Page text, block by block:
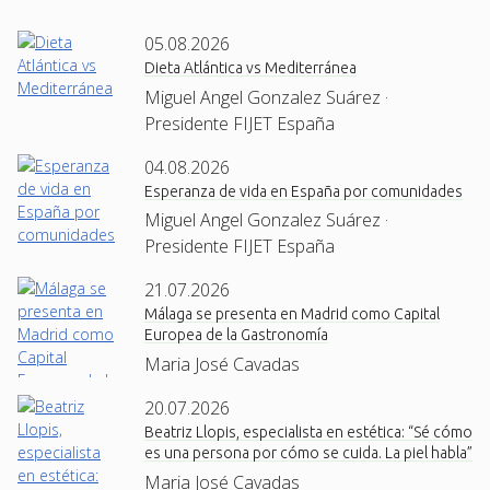
05.08.2026
Dieta Atlántica vs Mediterránea
Miguel Angel Gonzalez Suárez ·
Presidente FIJET España
04.08.2026
Esperanza de vida en España por comunidades
Miguel Angel Gonzalez Suárez ·
Presidente FIJET España
21.07.2026
Málaga se presenta en Madrid como Capital
Europea de la Gastronomía
Maria José Cavadas
20.07.2026
Beatriz Llopis, especialista en estética: “Sé cómo
es una persona por cómo se cuida. La piel habla”
Maria José Cavadas